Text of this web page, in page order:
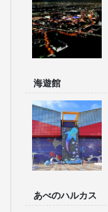
道頓堀
通天閣